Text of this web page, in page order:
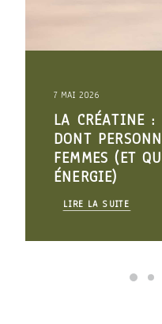
7 MAI 2026
LA CRÉATINE :
DONT
FEMMES (ET
ÉNERGIE)
LIRE LA SUITE